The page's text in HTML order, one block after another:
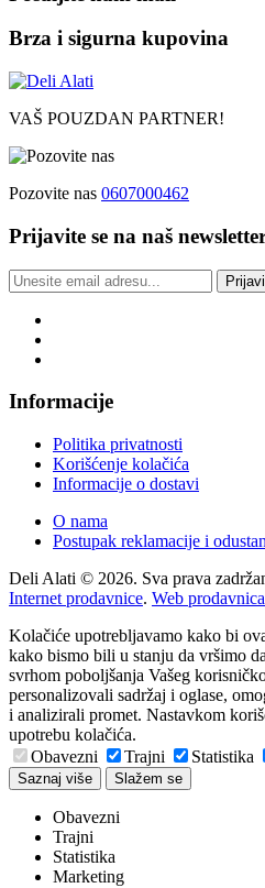
Brza i sigurna kupovina
VAŠ POUZDAN PARTNER!
Pozovite nas 0607000462
Prijavite se na naš
Informacije
Politika privatnosti
Korišćenje kolačića
Informacije o dostavi
O nama
Postupak reklamacije i
Deli Alati © 2026. Sva prava
Internet prodavnice. Web
Kolačiće upotrebljavamo kako bi
kako bismo bili u stanju da vršimo
svrhom poboljšanja Vašeg
personalizovali sadržaj i oglase,
i analizirali promet. Nastavkom
upotrebu kolačića.
Obavezni
Trajni Statistika
Saznaj više Slažem se
Obavezni
Trajni
Statistika
Marketing